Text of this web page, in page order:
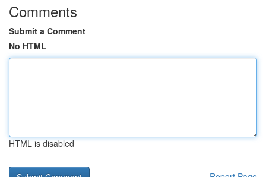
Comments
Submit a Comment
No HTML
HTML is disabled